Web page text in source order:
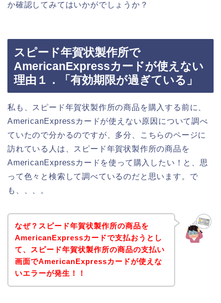
か確認してみてはいかがでしょうか？
スピード年賀状製作所で
AmericanExpressカードが使えない
理由１．「有効期限が過ぎている」
私も、スピード年賀状製作所の商品を購入する前に、
AmericanExpressカードが使えない原因について調べ
ていたので分かるのですが、多分、こちらのページに
訪れている人は、スピード年賀状製作所の商品を
AmericanExpressカードを使って購入したい！と、思
って色々と検索して調べているのだと思います。で
も、、、。
なぜ？スピード年賀状製作所の商品を
AmericanExpressカードで支払おうとし
て、スピード年賀状製作所の商品の支払い
画面でAmericanExpressカードが使えな
いエラーが発生！！